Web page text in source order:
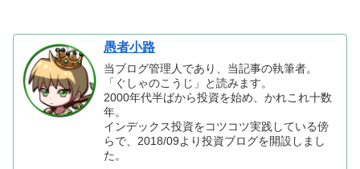
愚者小路
当ブログ管理人であり、当記事の執筆者。
「ぐしゃのこうじ」と読みます。
2000年代半ばから投資を始め、かれこれ十数
年。
インデックス投資をコツコツ実践している傍
らで、2018/09より投資ブログを開設しまし
た。